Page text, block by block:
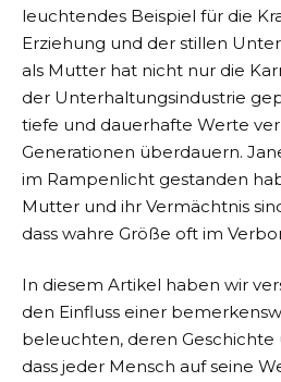
leuchtendes Beispiel für die
Erziehung und der stillen
als Mutter hat nicht nur die
der Unterhaltungsindustrie
tiefe und dauerhafte Werte
Generationen überdauern.
im Rampenlicht gestanden
Mutter und ihr Vermächtnis
dass wahre Größe oft im
In diesem Artikel haben wir
den Einfluss einer
beleuchten, deren Geschichte
dass jeder Mensch auf seine